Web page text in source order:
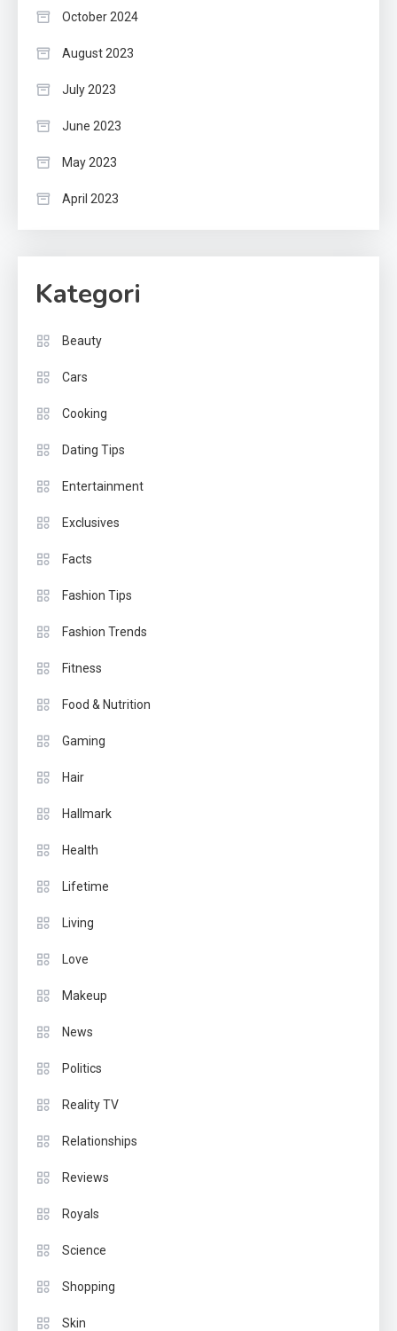
October 2024
August 2023
July 2023
June 2023
May 2023
April 2023
Kategori
Beauty
Cars
Cooking
Dating Tips
Entertainment
Exclusives
Facts
Fashion Tips
Fashion Trends
Fitness
Food & Nutrition
Gaming
Hair
Hallmark
Health
Lifetime
Living
Love
Makeup
News
Politics
Reality TV
Relationships
Reviews
Royals
Science
Shopping
Skin